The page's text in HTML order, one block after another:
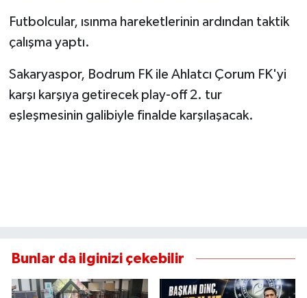
Futbolcular, ısınma hareketlerinin ardından taktik
çalışma yaptı.
Sakaryaspor, Bodrum FK ile Ahlatcı Çorum FK'yi
karşı karşıya getirecek play-off 2. tur
eşleşmesinin galibiyle finalde karşılaşacak.
Bunlar da ilginizi çekebilir